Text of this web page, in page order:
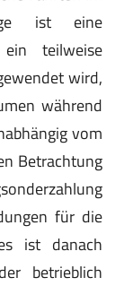
ist eine
teilweise
wird,
während
vom
Betrachtung
für die
ist danach
betrieblich